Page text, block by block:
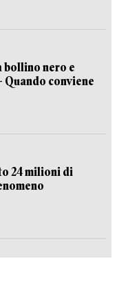
bollino nero e
Quando conviene
24 milioni di